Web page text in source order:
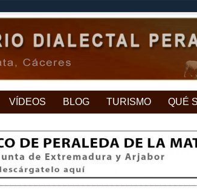
VÍDEOS BLOG TURISMO QUÉ